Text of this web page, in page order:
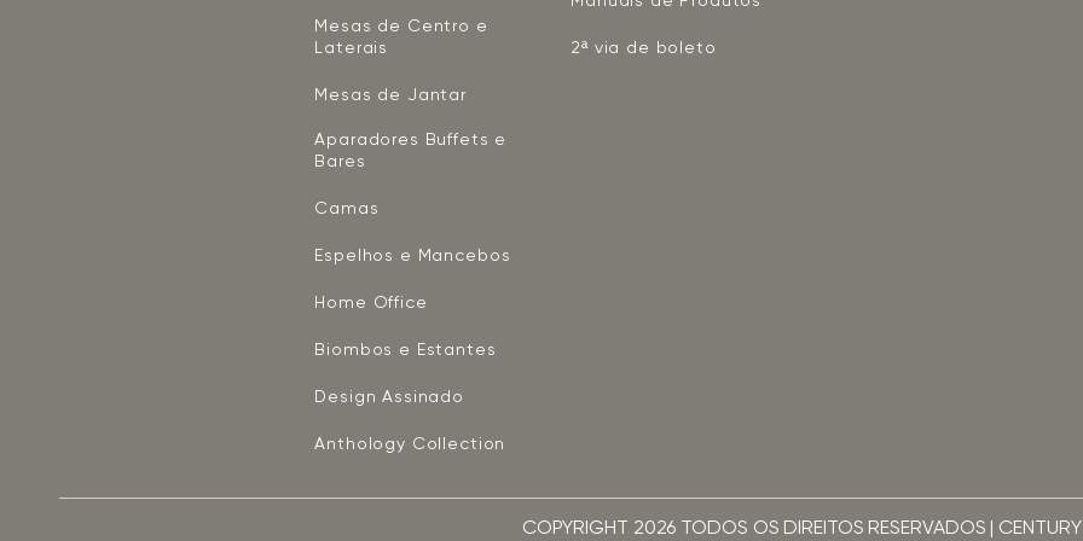
Mesas de Centro e
Laterais
Mesas de Jantar
Aparadores Buffets e
Bares
Camas
Espelhos e Mancebos
Home Office
Biombos e Estantes
Design Assinado
Anthology Collection
2ª via de boleto
COPYRIGHT 2026 TODOS OS DIREITOS RESERVADOS |